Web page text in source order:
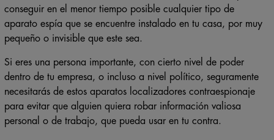
conseguir en el menor tiempo posible cualquier tipo de
aparato espía que se encuentre instalado en tu casa, por muy
pequeño o invisible que este sea.
Si eres una persona importante, con cierto nivel de poder
dentro de tu empresa, o incluso a nivel político, seguramente
necesitarás de estos aparatos localizadores contraespionaje
para evitar que alguien quiera robar información valiosa
personal o de trabajo, que pueda usar en tu contra.